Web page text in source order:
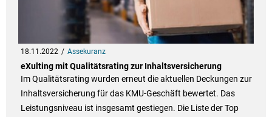
18.11.2022 Assekuranz
eXulting mit Qualitätsrating zur Inhaltsversicherung
Im Qualitätsrating wurden erneut die aktuellen Deckungen zur
Inhaltsversicherung für das KMU-Geschäft bewertet. Das
Leistungsniveau ist insgesamt gestiegen. Die Liste der Top